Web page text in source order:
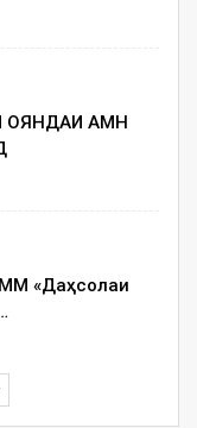
ОЯНДАИ АМН
«Даҳсолаи